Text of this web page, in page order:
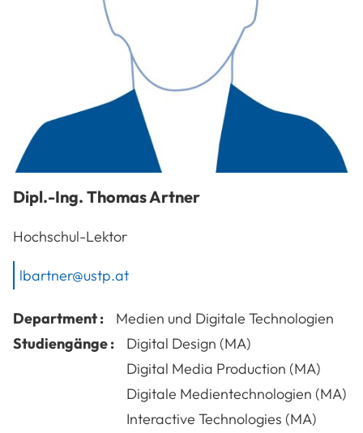
Dipl.-Ing. ThomasArtner
Hochschul-Lektor
lbartner@ustp.at
Department :
Medien und Digitale Technologien
Studiengänge :
Digital Design (MA)
Digital Media Production (MA)
Digitale Medientechnologien (MA)
Interactive Technologies (MA)